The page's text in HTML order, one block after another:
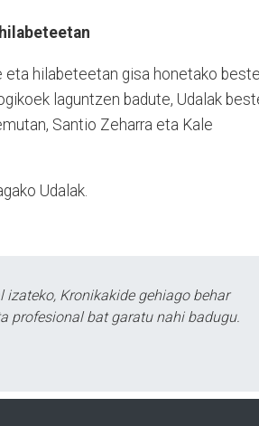
eta hilabeteetan gisa honetako beste
laguntzen badute, Udalak
Santio Zeharra eta Kale
Udalak.
Kronikakide gehiago behar
profesional bat garatu nahi badugu.